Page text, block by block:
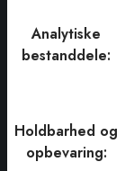
Analytiske
bestanddele:
Holdbarhed og
opbevaring: